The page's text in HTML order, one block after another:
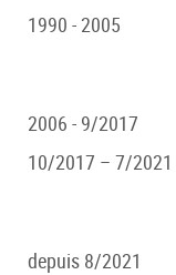
1990 - 2005
2006 - 9/2017
10/2017 – 7/2021
depuis 8/2021